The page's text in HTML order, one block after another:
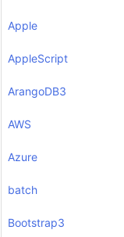
Apple
AppleScript
ArangoDB3
AWS
Azure
batch
Bootstrap3